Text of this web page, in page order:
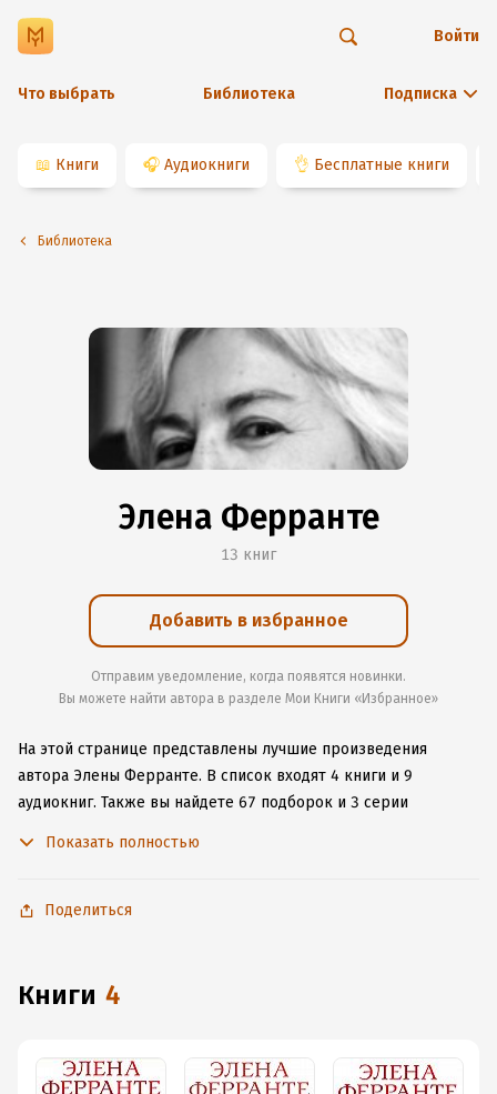
Что выбрать Библиотека Подписка
Войти
📖 Книги 🎧 Аудиокниги 👌 Бесплатные книги
Библиотека
Элена Ферранте
13 книг
Добавить в избранное
Отправим уведомление, когда появятся новинки.
Вы можете найти автора в разделе Мои Книги «Избранное»
На этой странице представлены лучшие произведения
автора Элены Ферранте. В список входят 4 книги и 9
аудиокниг. Также вы найдете 67 подборок и 3 серии
приложение для iOS или Android, чтобы не расставаться
Показать полностью
Поделиться
книги 4